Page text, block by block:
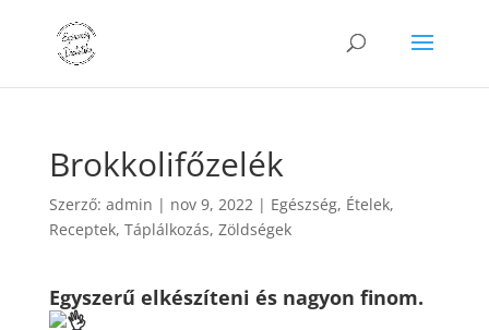
Brokkolifőzelék
Szerző: admin | nov 9, 2022| Egészség, Ételek,
Receptek, Táplálkozás, Zöldségek
Egyszerű elkészíteni és nagyon finom.